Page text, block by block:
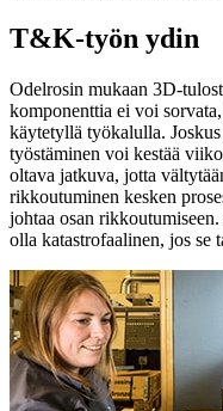
T&K-työn ydin
Odelrosin mukaan 3D-
komponenttia ei voi
käytetyllä työkalulla.
työstäminen voi kestää
oltava jatkuva, jotta
rikkoutuminen kesken
johtaa osan
olla katastrofaalinen, jos se